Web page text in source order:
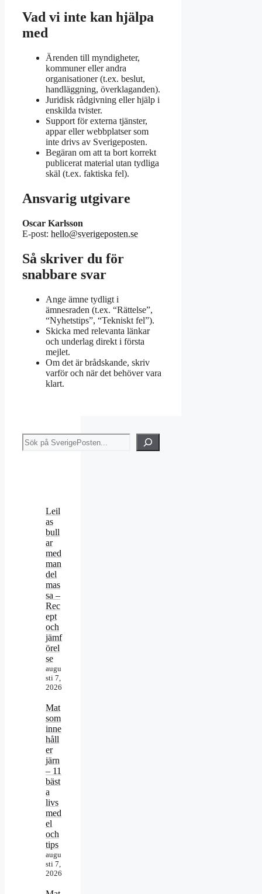
Vad vi inte kan hjälpa
med
Ärenden till myndigheter,
kommuner eller andra
organisationer (t.ex. beslut,
handläggning, överklaganden).
Juridisk rådgivning eller hjälp i
enskilda tvister.
Support för externa tjänster,
appar eller webbplatser som
inte drivs av Sverigeposten.
Begäran om att ta bort korrekt
publicerat material utan tydliga
skäl (t.ex. faktiska fel).
Ansvarig utgivare
Oscar Karlsson
E-post: hello@sverigeposten.se
Så skriver du för
snabbare svar
Ange ämne tydligt i
ämnesraden (t.ex. “Rättelse”,
“Nyhetstips”, “Tekniskt fel”).
Skicka med relevanta länkar
och underlag direkt i första
mejlet.
Om det är brådskande, skriv
varför och när det behöver vara
klart.
Sök
Leil
as
bull
ar
med
man
del
mas
sa –
Rec
ept
och
jämf
örel
se
augu
sti 7,
2026
Mat
som
inne
håll
er
järn
– 11
bäst
a
livs
med
el
och
tips
augu
sti 7,
2026